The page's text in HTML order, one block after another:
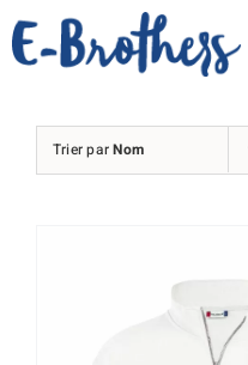
Passer
au
Trier parNom